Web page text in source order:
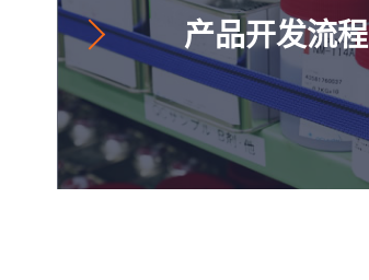
产品开发流程